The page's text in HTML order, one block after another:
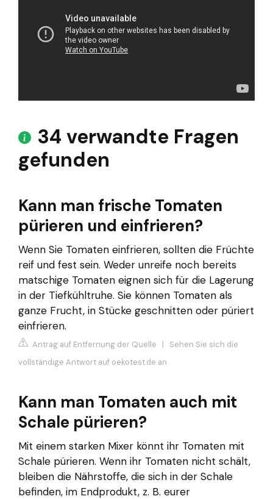
34 verwandte Fragen
gefunden
Kann man frische Tomaten
pürieren und einfrieren?
Wenn Sie Tomaten einfrieren, sollten die Früchte
reif und fest sein. Weder unreife noch bereits
matschige Tomaten eignen sich für die Lagerung
in der Tiefkühltruhe. Sie können Tomaten als
ganze Frucht, in Stücke geschnitten oder püriert
einfrieren.
Antrag auf Entfernung der Quelle | Sehen Sie sich die
vollständige Antwort auf oekotest.de an
Kann man Tomaten auch mit
Schale pürieren?
Mit einem starken Mixer könnt ihr Tomaten mit
Schale pürieren. Wenn ihr Tomaten nicht schält,
bleiben die Nährstoffe, die sich in der Schale
befinden, im Endprodukt, z. B. eurer